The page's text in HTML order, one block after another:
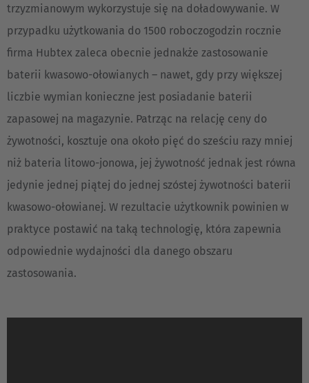
España
Español
Great Britain
English
Italiano
Luxembourg
Français Deutsch
trzyzmianowym wykorzystuje się na doładowywanie. W
przypadku użytkowania do 1500 roboczogodzin rocznie
firma Hubtex zaleca obecnie jednakże zastosowanie
baterii kwasowo-ołowianych – nawet, gdy przy większej
liczbie wymian konieczne jest posiadanie baterii
zapasowej na magazynie. Patrząc na relację ceny do
żywotności, kosztuje ona około pięć do sześciu razy mniej
niż bateria litowo-jonowa, jej żywotność jednak jest równa
jedynie jednej piątej do jednej szóstej żywotności baterii
kwasowo-ołowianej. W rezultacie użytkownik powinien w
praktyce postawić na taką technologię, która zapewnia
odpowiednie wydajności dla danego obszaru
zastosowania.